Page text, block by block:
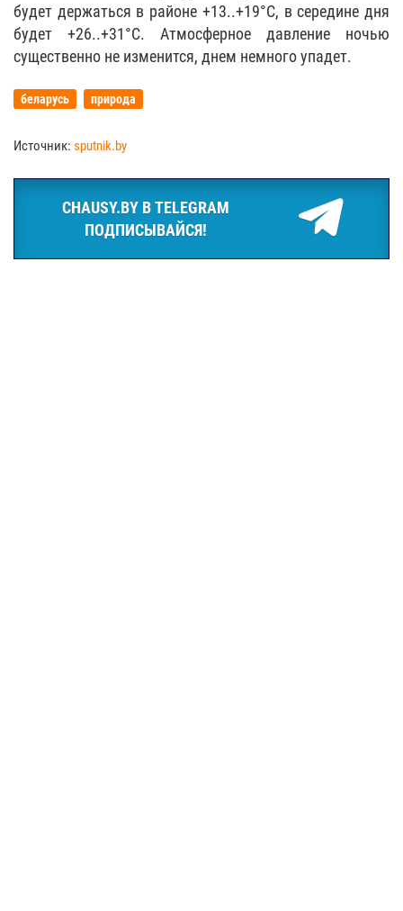
будет держаться в районе +13..+19°С, в середине дня
будет +26..+31°С. Атмосферное давление ночью
существенно не изменится, днем немного упадет.
беларусь природа
Источник: sputnik.by
CHAUSY.BY В TELEGRAM
ПОДПИСЫВАЙСЯ!